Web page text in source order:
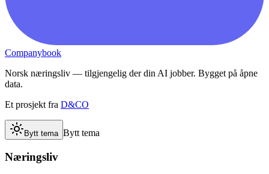
Companybook
Norsk næringsliv — tilgjengelig der din AI jobber. Bygget på åpne
data.
Et prosjekt fra D&CO
Bytt tema Bytt tema
Næringsliv